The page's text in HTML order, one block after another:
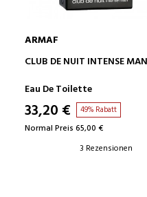
IN DEN WARENKORB
ARMAF
CLUB DE NUIT INTENSE MAN
Eau De Toilette
33,20 € 49% Rabatt
Normal Preis 65,00 €
3 Rezensionen